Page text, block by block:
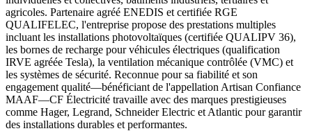
agricoles. Partenaire agréé ENEDIS et certifiée RGE
QUALIFELEC, l'entreprise propose des prestations multiples
incluant les installations photovoltaïques (certifiée QUALIPV 36),
les bornes de recharge pour véhicules électriques (qualification
IRVE agréée Tesla), la ventilation mécanique contrôlée (VMC) et
les systèmes de sécurité. Reconnue pour sa fiabilité et son
engagement qualité—bénéficiant de l'appellation Artisan Confiance
MAAF—CF Électricité travaille avec des marques prestigieuses
comme Hager, Legrand, Schneider Electric et Atlantic pour garantir
des installations durables et performantes.